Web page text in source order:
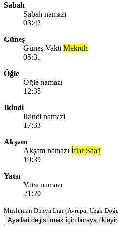
Sabah
Sabah namazı
03:42
Güneş
Güneş Vakti Mekruh
05:31
Öğle
Öğle namazı
12:35
Ikindi
Ikindi namazi
17:33
Akşam
Akşam namazı İftar Saati
19:39
Yatsı
Yatsı namazı
21:20
Müslüman Dünya Ligi (Avrupa, Uzak
Ayarlari degistirmek için buraya tiklayin